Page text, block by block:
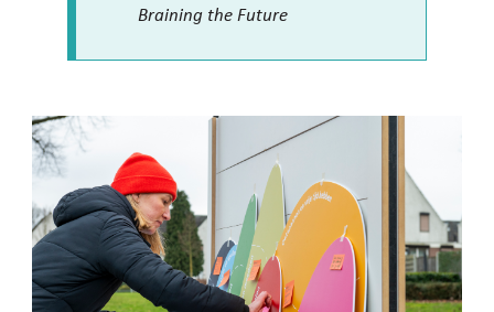
Braining the Future